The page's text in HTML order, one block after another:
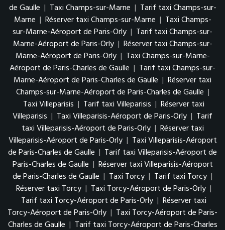
de Gaulle | Taxi Champs-sur-Marne | Tarif taxi Champs-sur-
Marne | Réserver taxi Champs-sur-Marne | Taxi Champs-
sur-Marne-Aéroport de Paris-Orly | Tarif taxi Champs-sur-
Marne-Aéroport de Paris-Orly | Réserver taxi Champs-sur-
Marne-Aéroport de Paris-Orly | Taxi Champs-sur-Marne-
Aéroport de Paris-Charles de Gaulle | Tarif taxi Champs-sur-
Marne-Aéroport de Paris-Charles de Gaulle | Réserver taxi
Champs-sur-Marne-Aéroport de Paris-Charles de Gaulle |
Taxi Villeparisis | Tarif taxi Villeparisis | Réserver taxi
Villeparisis | Taxi Villeparisis-Aéroport de Paris-Orly | Tarif
taxi Villeparisis-Aéroport de Paris-Orly | Réserver taxi
Villeparisis-Aéroport de Paris-Orly | Taxi Villeparisis-Aéroport
de Paris-Charles de Gaulle | Tarif taxi Villeparisis-Aéroport de
Paris-Charles de Gaulle | Réserver taxi Villeparisis-Aéroport
de Paris-Charles de Gaulle | Taxi Torcy | Tarif taxi Torcy |
Réserver taxi Torcy | Taxi Torcy-Aéroport de Paris-Orly |
Tarif taxi Torcy-Aéroport de Paris-Orly | Réserver taxi
Torcy-Aéroport de Paris-Orly | Taxi Torcy-Aéroport de Paris-
Charles de Gaulle | Tarif taxi Torcy-Aéroport de Paris-Charles